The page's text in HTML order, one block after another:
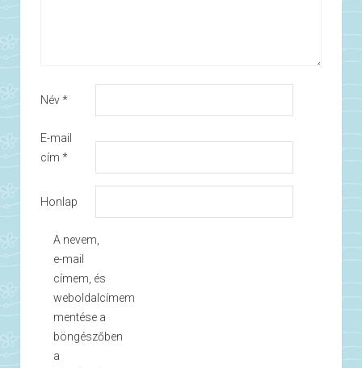
Név*
E-mail
cím *
Honlap
A nevem,
e-mail
címem, és
weboldalcímem
mentése a
böngészőben
a